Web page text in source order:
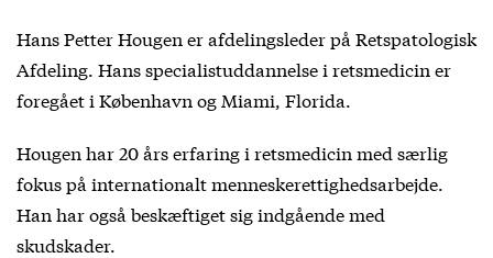
Hans Petter Hougen er afdelingsleder på Retspatologisk
Afdeling. Hans specialistuddannelse i retsmedicin er
foregået i København og Miami, Florida.
Hougen har 20 års erfaring i retsmedicin med særlig
fokus på internationalt menneskerettighedsarbejde.
Han har også beskæftiget sig indgående med
skudskader.